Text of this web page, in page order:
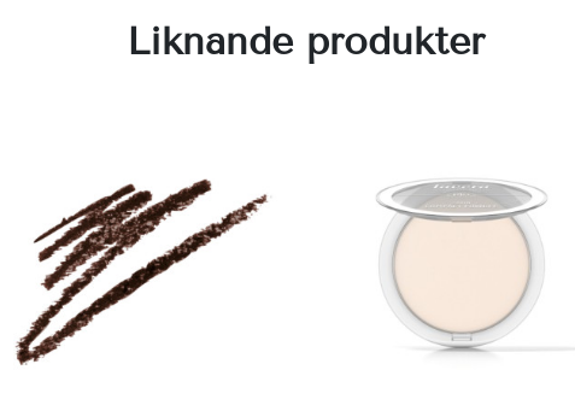
Liknande produkter